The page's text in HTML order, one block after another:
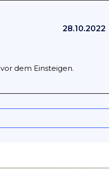
28.10.2022
vor dem Einsteigen.